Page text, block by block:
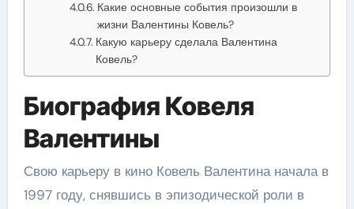
Какие основные события произошли в
жизни Валентины Ковель?
Какую карьеру сделала Валентина
Ковель?
Биография Ковеля
Валентины
Свою карьеру в кино Ковель Валентина начала в
1997 году, снявшись в эпизодической роли в